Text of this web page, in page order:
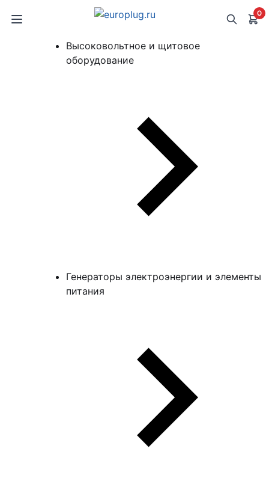
0
Высоковольтное и щитовое
оборудование
Генераторы электроэнергии и элементы
питания